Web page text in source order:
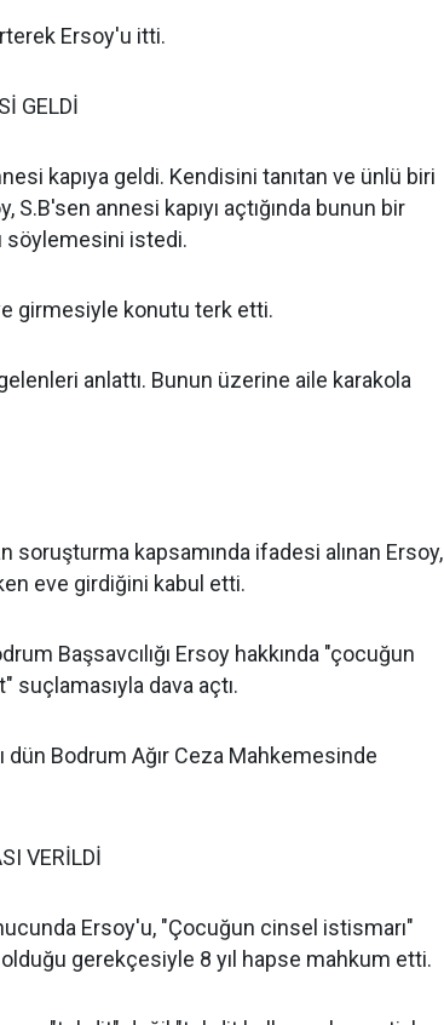
Ersoy'u itti.
GELDİ
kapıya geldi. Kendisini tanıtan ve ünlü biri
S.B'sen annesi kapıyı açtığında bunun bir
söylemesini istedi.
girmesiyle konutu terk etti.
anlattı. Bunun üzerine aile karakola
soruşturma kapsamında ifadesi alınan Ersoy,
eve girdiğini kabul etti.
Başsavcılığı Ersoy hakkında "çocuğun
suçlamasıyla dava açtı.
dün Bodrum Ağır Ceza Mahkemesinde
VERİLDİ
Ersoy'u, "Çocuğun cinsel istismarı"
gerekçesiyle 8 yıl hapse mahkum etti.